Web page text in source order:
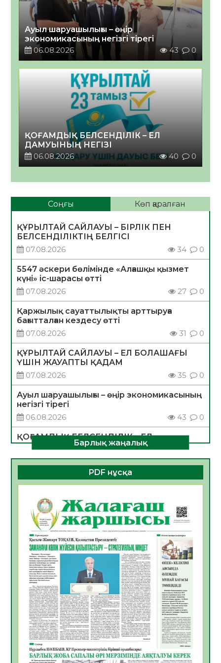
Ауыл шаруашылығы – өңір
экономикасының негізгі тірегі
06.08.2026
43 0
ҚОҒАМДЫҚ БЕЛСЕНДІЛІК – ЕЛ
ДАМУЫНЫҢ НЕГІЗІ
06.08.2026
40 0
Соңғы Көп қаралған
ҚҰРЫЛТАЙ САЙЛАУЫ – БІРЛІК ПЕН
БЕЛСЕНДІЛІКТІҢ БЕЛГІСІ
07.08.2026
34 0
5547 әскери бөлімінде «Алғашқы қызмет
күні» іс-шарасы өтті
07.08.2026
27 0
Қаржылық сауаттылықты арттыруға
бағытталған кездесу өтті
07.08.2026
31 0
ҚҰРЫЛТАЙ САЙЛАУЫ – ЕЛ БОЛАШАҒЫ
ҮШІН ЖАУАПТЫ ҚАДАМ
07.08.2026
35 0
Ауыл шаруашылығы – өңір экономикасының
негізгі тірегі
06.08.2026
43 0
ҚОҒАМДЫҚ БЕЛСЕНДІЛІК – ЕЛ
ДАМУЫНЫҢ НЕГІЗІ
06.08.2026
40 0
ҚҰРЫЛТАЙ САЙЛАУЫ – БОЛАШАҚҚА
06.08.2026
Инфекциялық ауруларға қарсы иммундау
жұмыстарының тиімділігі
06.08.2026
45
Көкжөтел ауруы туралы
06.08.2026
41
АПВ вакцинасы туралы мәлімет
06.08.2026
40
Open Air: Қызылорда облысы полиция
департаменті 20 мыңнан астам
көрерменнің қауіпсіздігін қамтамасыз етті
06.08.2026
54
Барлық жаңалық
PDF нұсқа